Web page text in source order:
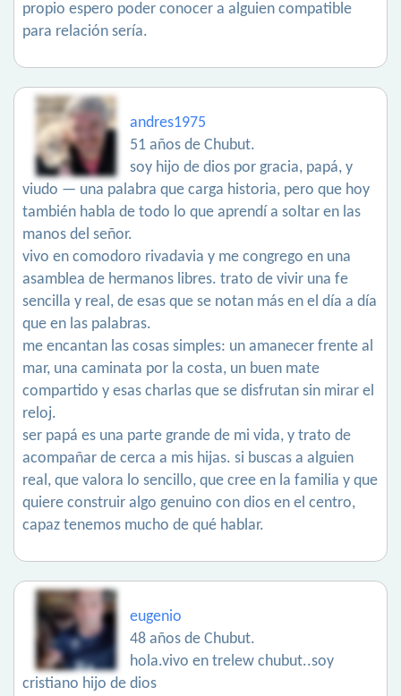
propio espero poder conocer a alguien compatible
para relación sería.
andres1975
51 años de Chubut.
soy hijo de dios por gracia, papá, y
viudo — una palabra que carga historia, pero que hoy
también habla de todo lo que aprendí a soltar en las
manos del señor.
vivo en comodoro rivadavia y me congrego en una
asamblea de hermanos libres. trato de vivir una fe
sencilla y real, de esas que se notan más en el día a día
que en las palabras.
me encantan las cosas simples: un amanecer frente al
mar, una caminata por la costa, un buen mate
compartido y esas charlas que se disfrutan sin mirar el
reloj.
ser papá es una parte grande de mi vida, y trato de
acompañar de cerca a mis hijas. si buscas a alguien
real, que valora lo sencillo, que cree en la familia y que
quiere construir algo genuino con dios en el centro,
capaz tenemos mucho de qué hablar.
eugenio
48 años de Chubut.
hola.vivo en trelew chubut..soy
cristiano hijo de dios